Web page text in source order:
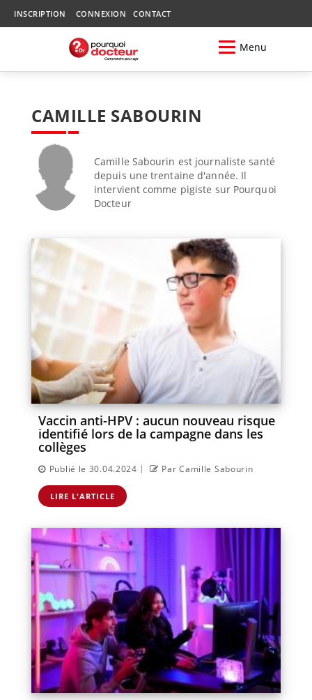
INSCRIPTION CONNEXION CONTACT
Menu
CAMILLE SABOURIN
Camille Sabourin est journaliste santé
depuis une trentaine d'année. Il
intervient comme pigiste sur Pourquoi
Docteur
Vaccin anti-HPV : aucun nouveau risque
identifié lors de la campagne dans les
collèges
Publié le 30.04.2024 | Par Camille Sabourin
LIRE L'ARTICLE